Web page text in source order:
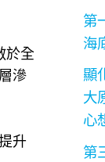
於全
滲
升
第
海
顯
大
心
第